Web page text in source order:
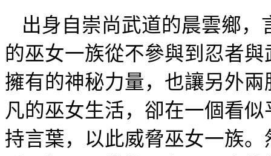
出身自崇尚武道的晨雲鄉
的巫女一族從不參與到忍者
擁有的神秘力量，也讓另外
凡的巫女生活，卻在一個看
持言葉，以此威脅巫女一族